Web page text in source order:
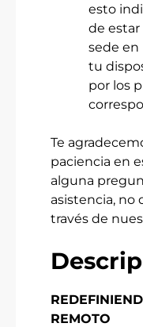
esto
de
sede en
tu
por los
Te
paciencia en
alguna
asistencia, no
través de
REMOTO